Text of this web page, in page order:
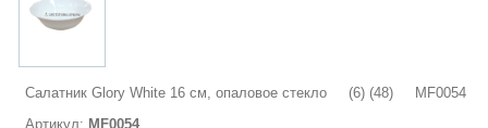
Салатник Glory White 16 см, опаловое стекло (6) (48) MF0054
Артикул: MF0054